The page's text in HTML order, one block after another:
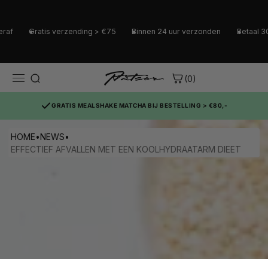
verzending > €75 Binnen 24 uur verzonden Betaal 30 dagen
(0)
GRATIS MEALSHAKE MATCHA BIJ BESTELLING > €80,-
HOME•NEWS•
EFFECTIEF AFVALLEN MET EEN KOOLHYDRAATARM DIEET